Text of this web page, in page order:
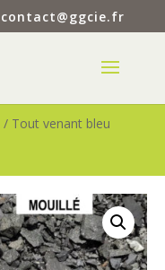
contact@ggcie.fr
/ Tout venant bleu